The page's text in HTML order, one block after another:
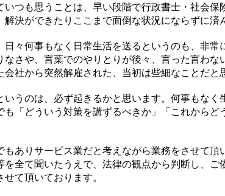
いつも思うことは、早い段階で行政書士・社会
決ができたりここまで面倒な状況にならずに済
々何事もなく日常生活を送るというのも、非常
なさや、言葉でのやりとりが後々、言った言わ
社から突然解雇された、当初は些細なことだと
うのは、必ず起きるかと思います。何事もな
も「どういう対策を講ずるべきか」「これから
もありサービス業だと考えながら業務をさせて
全て聞いたうえで、法律の観点から判断し、
て頂いております。